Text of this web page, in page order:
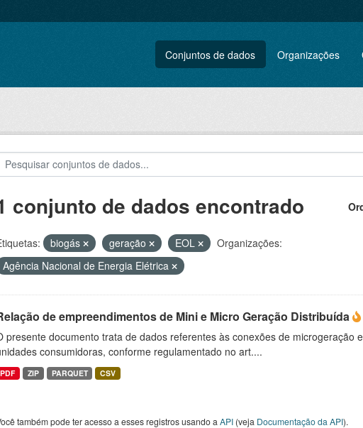
Conjuntos de dados Organizações
conjunto de dados encontrado
biogás geração EOL
Organizações:
Agência Nacional de Energia Elétrica
de empreendimentos de Mini e Micro Geração Distribuída
presente documento trata de dados referentes às conexões de microgeração
consumidoras, conforme regulamentado no art....
PDF ZIP PARQUET CSV
também pode ter acesso a esses registros usando a API(veja Documentação da API).